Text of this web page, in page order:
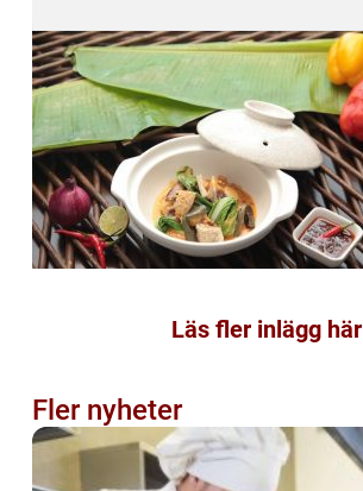
Läs fler inlägg här
Fler nyheter